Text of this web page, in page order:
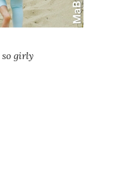
so girly